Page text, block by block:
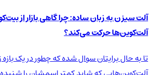
آلت سیزن به زبان ساده: چرا گاهی بازار از
آلت‌کوین‌ها حرکت می‌کند؟
تا به حال برایتان سوال شده که چطور در یک بازه